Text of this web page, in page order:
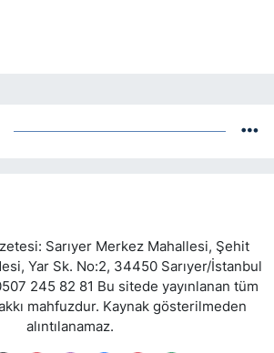
Sarıyer Merkez Mahallesi, Şehit
Yar Sk. No:2, 34450 Sarıyer/İstanbul
245 82 81 Bu sitede yayınlanan tüm
mahfuzdur. Kaynak gösterilmeden
alıntılanamaz.